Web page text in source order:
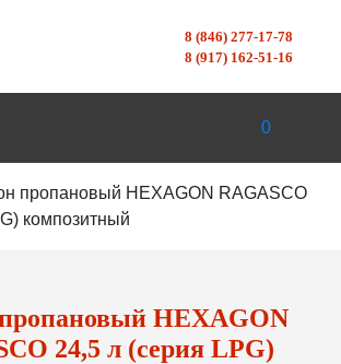
8 (846) 277-17-78
8 (917) 162-51-16
0
пропановый HEXAGON RAGASCO
композитный
HEXAGON
24,5 л (серия LPG)